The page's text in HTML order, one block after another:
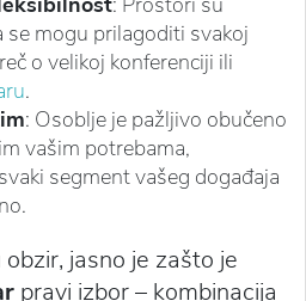
se mogu prilagoditi svakoj
o velikoj konferenciji ili
.
: Osoblje je pažljivo obučeno
vašim potrebama,
segment vašeg događaja
jasno je zašto je
pravi izbor – kombinacija